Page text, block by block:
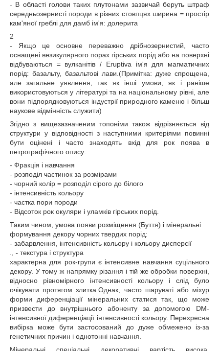
- В області голови таких плутонами зазвичай беруть штраф
середньозернисті породи в різних стовпцях ширина = простір
кам'яної греблі для дамб ім'я: долерита
2
- Якщо це основне переважно дрібнозернистий, часто
оснащені везикулярного порах гірських порід або на поверхні
відбуваються = вулканітів / Eruptiva ім'я для магматичних
порід: базальту, базальтові лави.(Примітка: дуже спрощена,
але загальне уявлення, так як інші умови, як і раніше
використовуються у літературі та на національному рівні, але
вони підпорядковуються індустрії природного каменю і більш
наукове відмінність служити)
Згідно з вищезазначеним топоніми також відрізняється від
структури у відповідності з наступними критеріями повинні
бути оцінені і часто знаходять вхід для рок поява в
петрографічного опису:
- Фракція і навчання
- розподіл частинок за розмірами
- чорний колір = розподіл сірого до білого
- інтенсивність кольору
- частка пори породи
- Відсоток рок окуляри і уламків гірських порід.
Таким чином, умова появи розміщення (Буття) і мінеральні
формування декору чорних твердих порід:
- забарвлення, інтенсивність кольору і кольору дисперсії
., - текстура і структура
характерна для рок-групи є інтенсивне навчання суцільного
декору. У тому ж напрямку різання і тій же обробки поверхні,
відносно рівномірного інтенсивності кольору і слід було
очікувати протягом злитка.Однак, часто шаруваті або міхур
форми диференціації мінеральних статися так, що може
призвести до внутрішнього абоненту за допомогою DM-
інтенсивної диференціації інтенсивності кольору. Перехресна
вибірка може бути застосований до дуже обмежено із-за
генетичних причин і однотонні навчання.